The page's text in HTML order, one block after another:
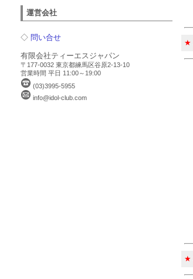
運営会社
◇ 問い合せ
有限会社ティーエスジャパン
〒177-0032 東京都練馬区谷原2-13-10
営業時間 平日 11:00～19:00
(03)3995-5955
info@idol-club.com
★
★